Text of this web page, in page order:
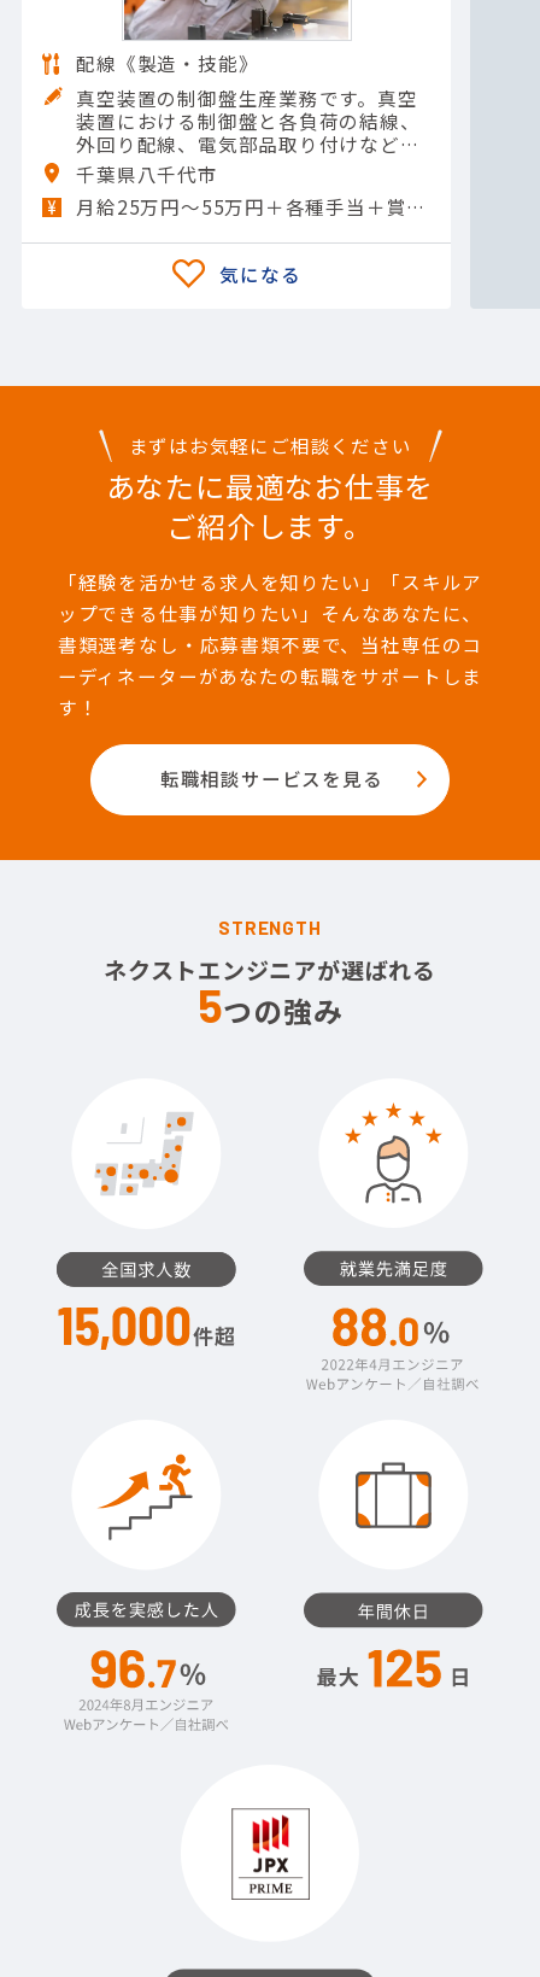
配線《製造・技能》
真空装置の制御盤生産業務です。真空
装置における制御盤と各負荷の結線、
外回り配線、電気部品取り付けなどを
お任せします。【担当製品】(機械)油
圧・空圧機器【使用ツール】レンチ類;
他 一般工具; マルチ…
千葉県八千代市
月給25万円～55万円＋各種手当＋賞与年2回
まずはお気軽にご相談ください
あなたに最適なお仕事を
ご紹介します。
「経験を活かせる求人を知りたい」「スキルア
ップできる仕事が知りたい」そんなあなたに、
書類選考なし・応募書類不要で、当社専任のコ
ーディネーターがあなたの転職をサポートしま
す！
転職相談サービスを見る
STRENGTH
ネクストエンジニアが選ばれる
5つの強み